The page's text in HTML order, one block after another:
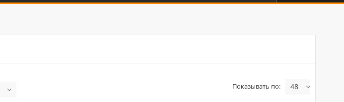
Показывать по: 48